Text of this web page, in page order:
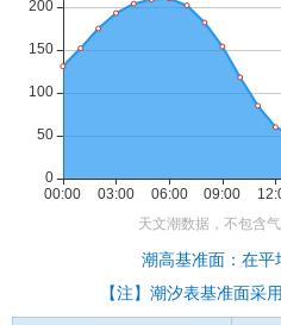
潮高基准面：在平
【注】潮汐表基准面采